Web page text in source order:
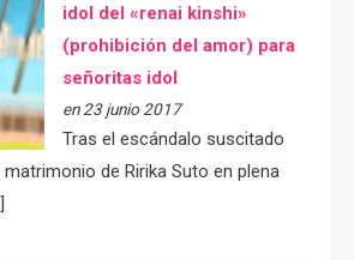
idol del «renai kinshi»
(prohibición del amor) para
señoritas idol
en 23 junio 2017
Tras el escándalo suscitado
de Ririka Suto en plena